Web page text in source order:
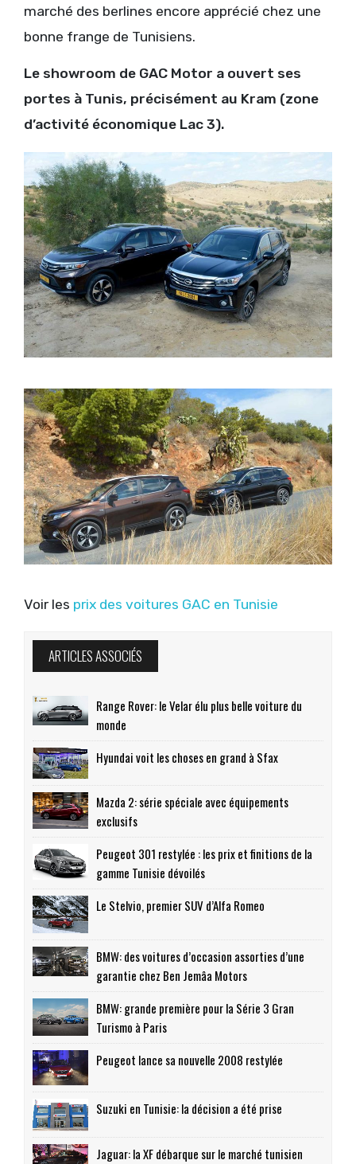
marché des berlines encore apprécié chez une
bonne frange de Tunisiens.
Le showroom de GAC Motor a ouvert ses
portes à Tunis, précisément au Kram (zone
d’activité économique Lac 3).
Voir les prix des voitures GAC en Tunisie
ARTICLES ASSOCIÉS
Range Rover: le Velar élu plus belle voiture du
monde
Hyundai voit les choses en grand à Sfax
Mazda 2: série spéciale avec équipements
exclusifs
Peugeot 301 restylée : les prix et finitions de la
gamme Tunisie dévoilés
Le Stelvio, premier SUV d’Alfa Romeo
BMW: des voitures d’occasion assorties d’une
garantie chez Ben Jemâa Motors
BMW: grande première pour la Série 3 Gran
Turismo à Paris
Peugeot lance sa nouvelle 2008 restylée
Suzuki en Tunisie: la décision a été prise
Jaguar: la XF débarque sur le marché tunisien